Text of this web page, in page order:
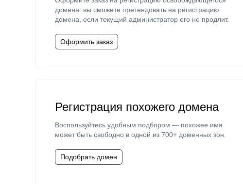
домена: вы сможете претендовать на регистрацию
домена, если текущий администратор его не продлит.
Оформить заказ
Регистрация похожего домена
Воспользуйтесь удобным подбором — похожее имя
может быть свободно в одной из 700+ доменных зон.
Подобрать домен